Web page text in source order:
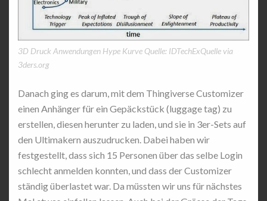
3D Druck Anwendungen Hype Kurve Quelle: IDTechExQuelle via
3ders.org
Danach ging es darum, mit dem Thingiverse Customizer
einen Anhänger für ein Gepäckstück (luggage tag) zu
erstellen, diesen herunter zu laden, und sie in 3er-Sets auf
den Ultimakern auszudrucken. Dabei haben wir
festgestellt, dass sich 15 Personen über das selbe Login
schlecht anmelden konnten, und dass der Customizer
ständig überlastet war. Da müssten wir uns für nächstes